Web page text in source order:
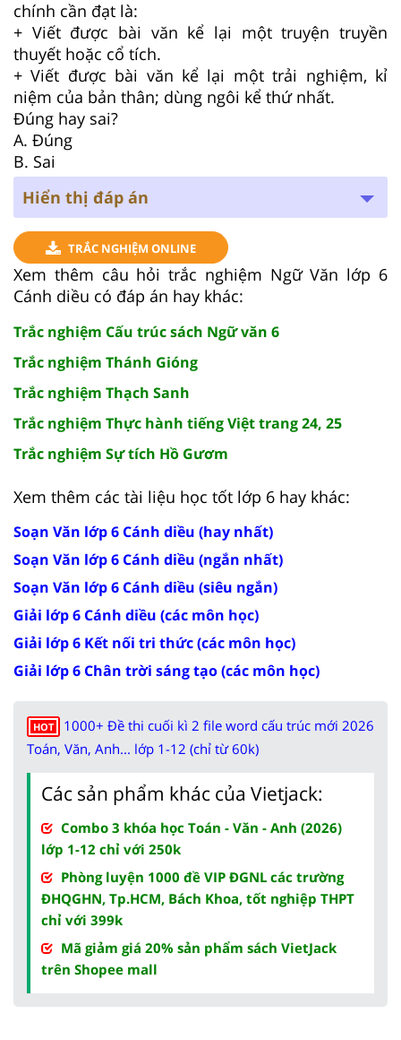
chính cần đạt là:
+ Viết được bài văn kể lại một truyện truyền
thuyết hoặc cổ tích.
+ Viết được bài văn kể lại một trải nghiệm, kỉ
niệm của bản thân; dùng ngôi kể thứ nhất.
Đúng hay sai?
A. Đúng
B. Sai
Hiển thị đáp án
TRẮC NGHIỆM ONLINE
Xem thêm câu hỏi trắc nghiệm Ngữ Văn lớp 6
Cánh diều có đáp án hay khác:
Trắc nghiệm Cấu trúc sách Ngữ văn 6
Trắc nghiệm Thánh Gióng
Trắc nghiệm Thạch Sanh
Trắc nghiệm Thực hành tiếng Việt trang 24, 25
Trắc nghiệm Sự tích Hồ Gươm
Xem thêm các tài liệu học tốt lớp 6 hay khác:
Soạn Văn lớp 6 Cánh diều (hay nhất)
Soạn Văn lớp 6 Cánh diều (ngắn nhất)
Soạn Văn lớp 6 Cánh diều (siêu ngắn)
Giải lớp 6 Cánh diều (các môn học)
Giải lớp 6 Kết nối tri thức (các môn học)
Giải lớp 6 Chân trời sáng tạo (các môn học)
HOT
1000+ Đề thi cuối kì 2 file word cấu trúc mới 2026
Toán, Văn, Anh... lớp 1-12 (chỉ từ 60k)
Các sản phẩm khác của Vietjack:
Combo 3 khóa học Toán - Văn - Anh (2026)
lớp 1-12 chỉ với 250k
Phòng luyện 1000 đề VIP ĐGNL các trường
ĐHQGHN, Tp.HCM, Bách Khoa, tốt nghiệp THPT
chỉ với 399k
Mã giảm giá 20% sản phẩm sách VietJack
trên Shopee mall